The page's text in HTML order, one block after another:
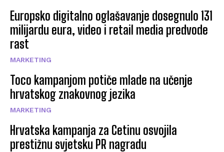
Europsko digitalno oglašavanje dosegnulo 131
milijardu eura, video i retail media predvode
rast
MARKETING
Toco kampanjom potiče mlade na učenje
hrvatskog znakovnog jezika
MARKETING
Hrvatska kampanja za Cetinu osvojila
prestižnu svjetsku PR nagradu